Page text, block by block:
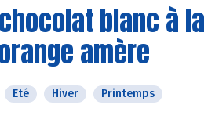
blanc à la
amère
Eté Hiver Printemps